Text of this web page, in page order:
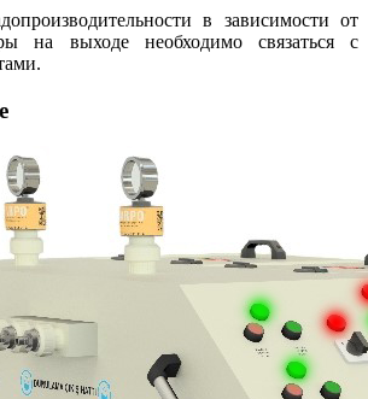
в зависимости от
на выходе необходимо связаться с